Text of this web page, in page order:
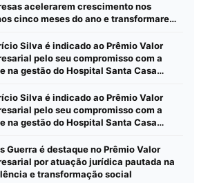
acelerarem crescimento nos
cinco meses do ano e transformarem
Silva é indicado ao Prêmio Valor
pelo seu compromisso com a
na gestão do Hospital Santa Casa
Silva é indicado ao Prêmio Valor
pelo seu compromisso com a
na gestão do Hospital Santa Casa
Guerra é destaque no Prêmio Valor
por atuação jurídica pautada na
e transformação social